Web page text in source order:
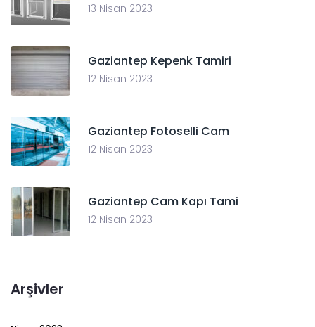
13 Nisan 2023
Gaziantep Kepenk Tamiri
12 Nisan 2023
Gaziantep Fotoselli Cam
12 Nisan 2023
Gaziantep Cam Kapı Tami
12 Nisan 2023
Arşivler